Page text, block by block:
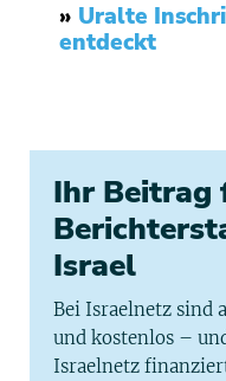
» Uralte
entdeckt
Ihr Beitrag
Israel
Bei Israelnetz sind
und kostenlos –
Israelnetz